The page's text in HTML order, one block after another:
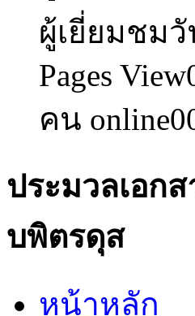
ผู้เยี่ยมชม
Pages View
คน online
ประมวลเอก
บพิตรดุส
หน้าหลัก